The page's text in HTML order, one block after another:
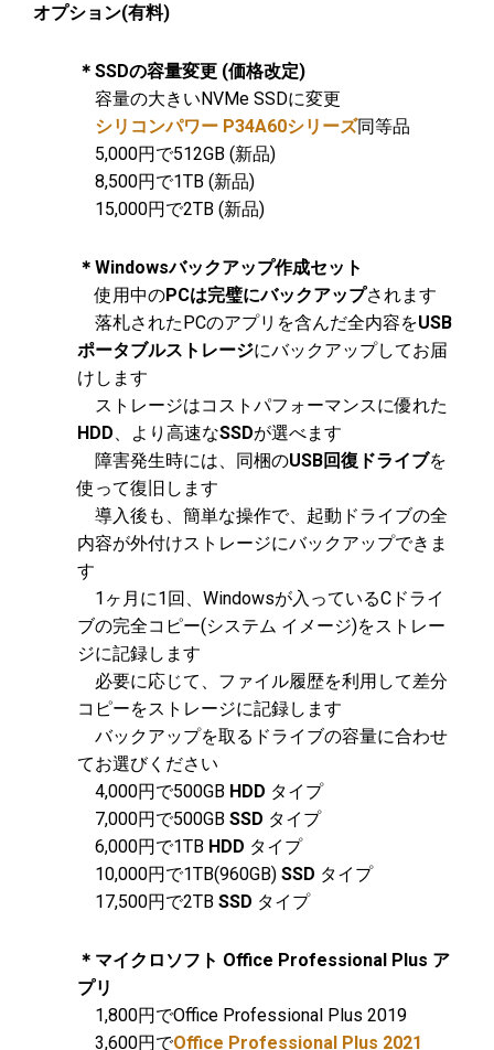
オプション(有料)
＊SSDの容量変更 (価格改定)
容量の大きいNVMe SSDに変更
シリコンパワー P34A60シリーズ同等品
5,000円で512GB (新品)
8,500円で1TB (新品)
15,000円で2TB (新品)
＊Windowsバックアップ作成セット
使用中のPCは完璧にバックアップされます
落札されたPCのアプリを含んだ全内容をUSB
ポータブルストレージにバックアップしてお届
けします
ストレージはコストパフォーマンスに優れた
HDD 、より高速なSSDが選べます
障害発生時には、同梱のUSB回復ドライブを
使って復旧します
導入後も、簡単な操作で、起動ドライブの全
内容が外付けストレージにバックアップできま
す
1ヶ月に1回、Windowsが入っているCドライ
ブの完全コピー(システム イメージ)をストレー
ジに記録します
必要に応じて、ファイル履歴を利用して差分
コピーをストレージに記録します
バックアップを取るドライブの容量に合わせ
てお選びください
4,000円で500GB HDD タイプ
7,000円で500GB SSD タイプ
6,000円で1TB HDD タイプ
10,000円で1TB(960GB) SSD タイプ
17,500円で2TB SSD タイプ
＊マイクロソフト Office Professional Plus ア
プリ
1,800円でOffice Professional Plus 2019
3,600円でOffice Professional Plus 2021